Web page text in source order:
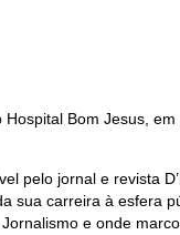
Bom Jesus,
pelo jornal e revista
sua carreira à esfera
e onde